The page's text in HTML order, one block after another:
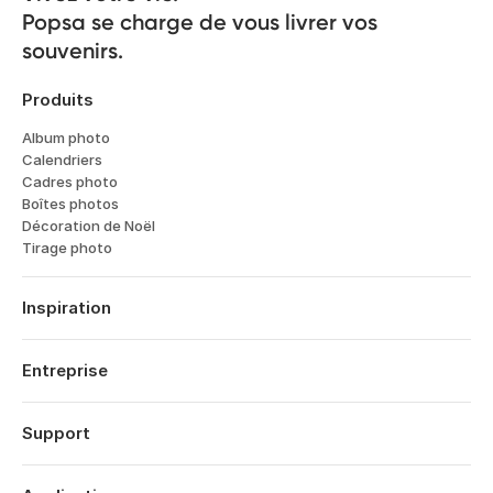
Popsa se charge de vous livrer vos
souvenirs.
Produits
Album photo
Calendriers
Cadres photo
Boîtes photos
Décoration de Noël
Tirage photo
Inspiration
Voyages
Mariages
Dates Anniversaires
Entreprise
À propos
Fonctionnalités
Support
Se connecter